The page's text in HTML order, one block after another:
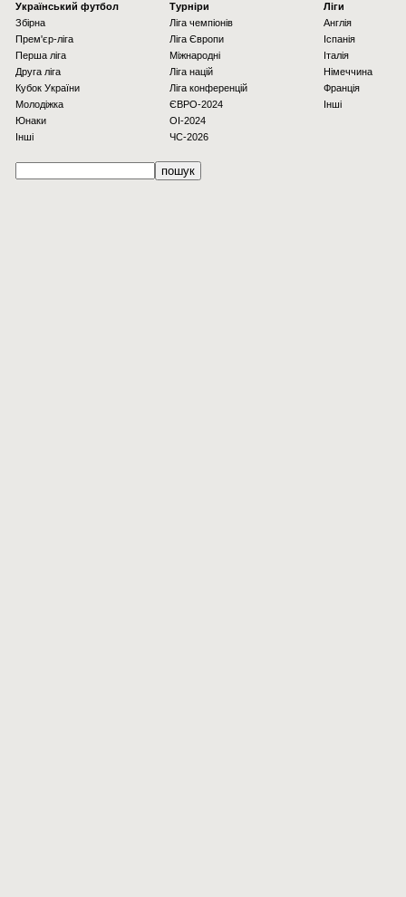
Українcький футбол
Збірна
Прем'єр-ліга
Перша ліга
Друга ліга
Кубок України
Молодіжка
Юнаки
Інші
Турніри
Ліга чемпіонів
Ліга Європи
Міжнародні
Ліга націй
Ліга конференцій
ЄВРО-2024
OI-2024
ЧС-2026
Ліги
Англія
Іспанія
Італія
Німеччина
Франція
Інші